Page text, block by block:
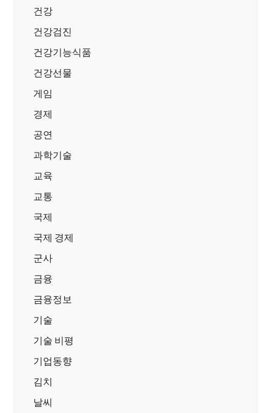
건강
건강검진
건강기능식품
건강선물
게임
경제
공연
과학기술
교육
교통
국제
국제 경제
군사
금융
금융정보
기술
기술 비평
기업동향
김치
날씨